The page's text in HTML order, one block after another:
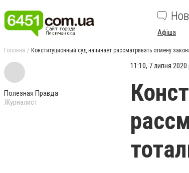
Афіша
Головна Конституционный суд начинает рассматривать отмену
Полезная Правда
Журналист
11:10, 7 липня 2020